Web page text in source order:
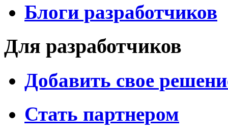
Блоги разработчиков
Для разработчиков
Добавить свое
Стать партнером